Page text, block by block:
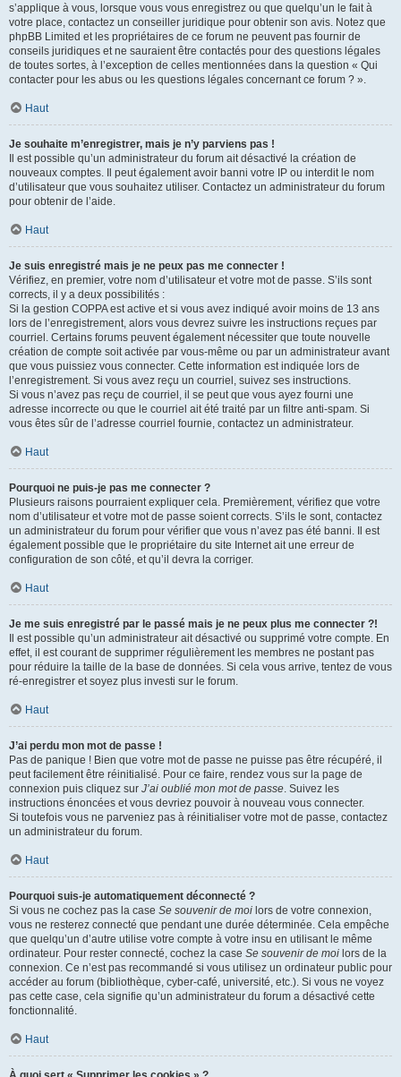
s’applique à vous, lorsque vous vous enregistrez ou que quelqu’un le fait à
votre place, contactez un conseiller juridique pour obtenir son avis. Notez que
phpBB Limited et les propriétaires de ce forum ne peuvent pas fournir de
conseils juridiques et ne sauraient être contactés pour des questions légales
de toutes sortes, à l’exception de celles mentionnées dans la question « Qui
contacter pour les abus ou les questions légales concernant ce forum ? ».
Haut
Je souhaite m’enregistrer, mais je n’y parviens pas !
Il est possible qu’un administrateur du forum ait désactivé la création de
nouveaux comptes. Il peut également avoir banni votre IP ou interdit le nom
d’utilisateur que vous souhaitez utiliser. Contactez un administrateur du forum
pour obtenir de l’aide.
Haut
Je suis enregistré mais je ne peux pas me connecter !
Vérifiez, en premier, votre nom d’utilisateur et votre mot de passe. S’ils sont
corrects, il y a deux possibilités :
Si la gestion COPPA est active et si vous avez indiqué avoir moins de 13 ans
lors de l’enregistrement, alors vous devrez suivre les instructions reçues par
courriel. Certains forums peuvent également nécessiter que toute nouvelle
création de compte soit activée par vous-même ou par un administrateur avant
que vous puissiez vous connecter. Cette information est indiquée lors de
l’enregistrement. Si vous avez reçu un courriel, suivez ses instructions.
Si vous n’avez pas reçu de courriel, il se peut que vous ayez fourni une
adresse incorrecte ou que le courriel ait été traité par un filtre anti-spam. Si
vous êtes sûr de l’adresse courriel fournie, contactez un administrateur.
Haut
Pourquoi ne puis-je pas me connecter ?
Plusieurs raisons pourraient expliquer cela. Premièrement, vérifiez que votre
nom d’utilisateur et votre mot de passe soient corrects. S’ils le sont, contactez
un administrateur du forum pour vérifier que vous n’avez pas été banni. Il est
également possible que le propriétaire du site Internet ait une erreur de
configuration de son côté, et qu’il devra la corriger.
Haut
Je me suis enregistré par le passé mais je ne peux plus me connecter ?!
Il est possible qu’un administrateur ait désactivé ou supprimé votre compte. En
effet, il est courant de supprimer régulièrement les membres ne postant pas
pour réduire la taille de la base de données. Si cela vous arrive, tentez de vous
ré-enregistrer et soyez plus investi sur le forum.
Haut
J’ai perdu mon mot de passe !
Pas de panique ! Bien que votre mot de passe ne puisse pas être récupéré, il
peut facilement être réinitialisé. Pour ce faire, rendez vous sur la page de
connexion puis cliquez sur J’ai oublié mon mot de passe. Suivez les
instructions énoncées et vous devriez pouvoir à nouveau vous connecter.
Si toutefois vous ne parveniez pas à réinitialiser votre mot de passe, contactez
un administrateur du forum.
Haut
Pourquoi suis-je automatiquement déconnecté ?
Si vous ne cochez pas la case Se souvenir de moi lors de votre connexion,
vous ne resterez connecté que pendant une durée déterminée. Cela empêche
que quelqu’un d’autre utilise votre compte à votre insu en utilisant le même
ordinateur. Pour rester connecté, cochez la case Se souvenir de moi lors de la
connexion. Ce n’est pas recommandé si vous utilisez un ordinateur public pour
accéder au forum (bibliothèque, cyber-café, université, etc.). Si vous ne voyez
pas cette case, cela signifie qu’un administrateur du forum a désactivé cette
fonctionnalité.
Haut